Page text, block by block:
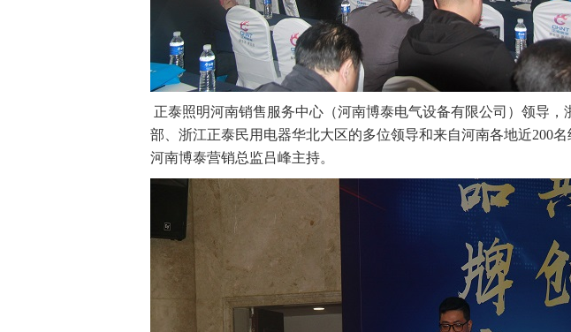
正泰照明河南销售服务中心（河南博泰电气设备有限公司）领导，
部、浙江正泰民用电器华北大区的多位领导和来自河南各地近200
河南博泰营销总监吕峰主持。